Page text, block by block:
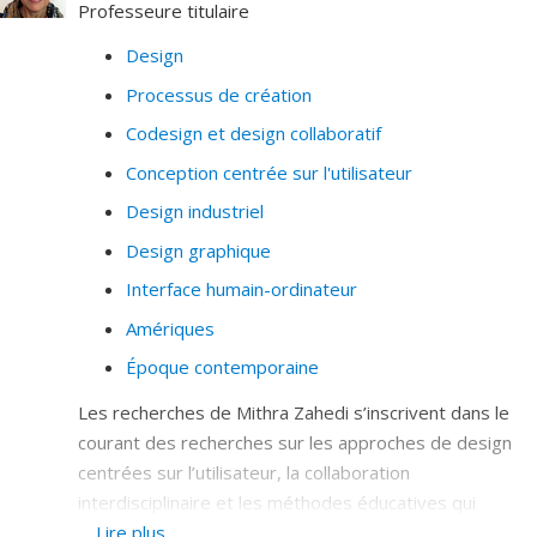
rédaction du Nouveau Programme pour les Villes des
octobre 2016 à Quito (Équateur) lors des rencontres
de Nairobi, de Genève, de New York, de Dakar, de
Guadalajara et de Montréal ; et a participé aux
Programme pour les Villes du Governing Council (GC26)
of the United Nations Human Settlements Programme
(UN-Habitat) en mai 2017 à Nairobi (Kenya).
Professeure titulaire
Design
Processus de création
Codesign et design collaboratif
Conception centrée sur l'utilisateur
Design industriel
Design graphique
Interface humain-ordinateur
Amériques
Époque contemporaine
Les recherches de Mithra Zahedi s’inscrivent dans le
courant des recherches sur les approches de design
centrées sur l’utilisateur, la collaboration
interdisciplinaire et les méthodes éducatives qui
mènent à une collaboration soutenue et performante.
Lire plus…